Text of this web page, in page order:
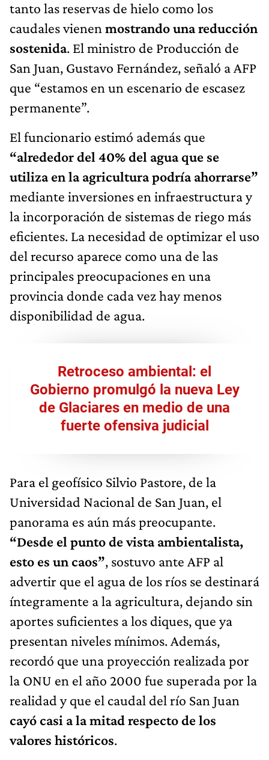
tanto las reservas de hielo como los
caudales vienen mostrando una reducción
sostenida. El ministro de Producción de
San Juan, Gustavo Fernández, señaló a AFP
que “estamos en un escenario de escasez
permanente”.
El funcionario estimó además que
“alrededor del 40% del agua que se
utiliza en la agricultura podría ahorrarse”
mediante inversiones en infraestructura y
la incorporación de sistemas de riego más
eficientes. La necesidad de optimizar el uso
del recurso aparece como una de las
principales preocupaciones en una
provincia donde cada vez hay menos
disponibilidad de agua.
Retroceso ambiental: el
Gobierno promulgó la nueva Ley
de Glaciares en medio de una
fuerte ofensiva judicial
Para el geofísico Silvio Pastore, de la
Universidad Nacional de San Juan, el
panorama es aún más preocupante.
“Desde el punto de vista ambientalista,
esto es un caos”, sostuvo ante AFP al
advertir que el agua de los ríos se destinará
íntegramente a la agricultura, dejando sin
aportes suficientes a los diques, que ya
presentan niveles mínimos. Además,
recordó que una proyección realizada por
la ONU en el año 2000 fue superada por la
realidad y que el caudal del río San Juan
cayó casi a la mitad respecto de los
valores históricos.